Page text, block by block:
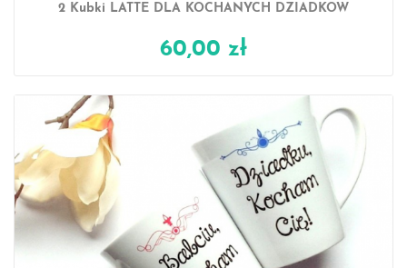
2 Kubki LATTE DLA KOCHANYCH DZIADKÓW
60,00 zł